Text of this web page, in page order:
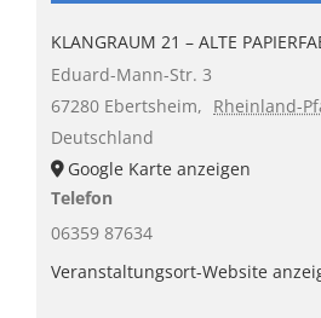
KLANGRAUM 21 – ALTE
Eduard-Mann-Str. 3
67280 Ebertsheim, Rheinland-
Deutschland
Google Karte anzeigen
Telefon
06359 87634
Veranstaltungsort-Website